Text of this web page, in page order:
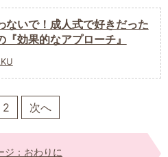
ないで！成人式で好きだった
『効果的なアプローチ』
2 次へ
ジ：おわりに